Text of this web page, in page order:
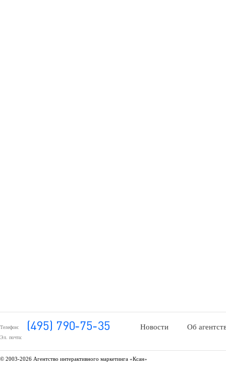
Телефон:
Эл. почта:
Новости Об
© 2003-2026 Агентство интерактивного маркетинга «Ксан»